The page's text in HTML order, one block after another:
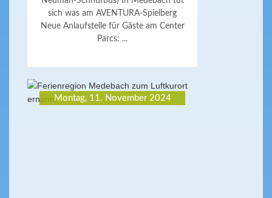
sich was am AVENTURA-Spielberg
Neue Anlaufstelle für Gäste am Center
Parcs: ...
Montag, 11. November 2024